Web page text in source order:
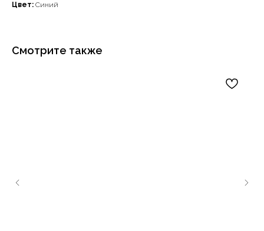
Цвет: Синий
Смотрите также